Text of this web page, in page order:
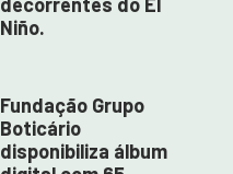
Niño.
Fundação Grupo
Boticário
disponibiliza álbum